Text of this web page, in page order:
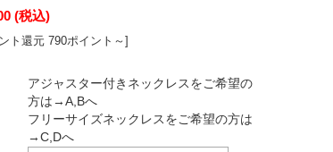
(税込)
ト還元 790ポイント～]
アジャスター付きネックレスをご希望の
方は→A,Bへ
フリーサイズネックレスをご希望の方は
→C,Dへ